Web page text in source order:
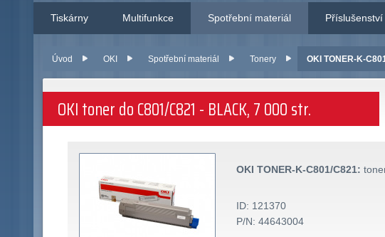
Tiskárny Multifunkce Spotřební materiál Příslušenství
Úvod OKI Spotřební materiál Tonery OKI TONER-K-
OKI toner do C801/C821 - BLACK, 7 000 str.
OKI TONER-K-C801/C821:
ID: 121370
P/N: 44643004